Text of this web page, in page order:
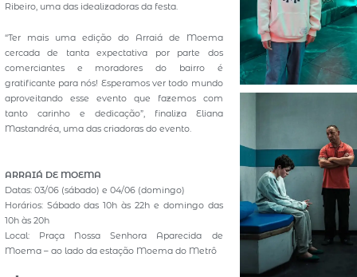
Ribeiro, uma das idealizadoras da festa.
“Ter mais uma edição do Arraiá de Moema
cercada de tanta expectativa por parte dos
comerciantes e moradores do bairro é
gratificante para nós! Esperamos ver todo mundo
aproveitando esse evento que fazemos com
tanto carinho e dedicação”, finaliza Eliana
Mastandréa, uma das criadoras do evento.
ARRAIÁ DE MOEMA
Datas: 03/06 (sábado) e 04/06 (domingo)
Horários: Sábado das 10h às 22h e domingo das
10h às 20h
Local: Praça Nossa Senhora Aparecida de
Moema – ao lado da estação Moema do Metrô